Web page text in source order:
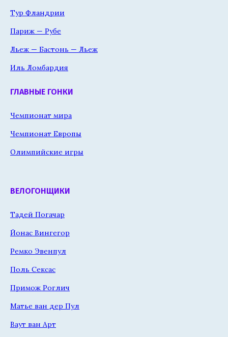
Тур Фландрии
Париж — Рубе
Льеж — Бастонь — Льеж
Иль Ломбардия
ГЛАВНЫЕ ГОНКИ
Чемпионат мира
Чемпионат Европы
Олимпийские игры
ВЕЛОГОНЩИКИ
Тадей Погачар
Йонас Вингегор
Ремко Эвенпул
Поль Сексас
Примож Роглич
Матье ван дер Пул
Ваут ван Арт